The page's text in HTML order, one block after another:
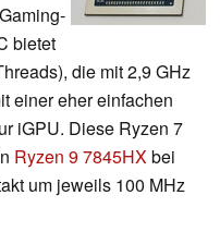
bietet
die mit 2,9 GHz
einer eher einfachen
iGPU. Diese Ryzen 7
Ryzen 9 7845HXbei
um jeweils 100 MHz